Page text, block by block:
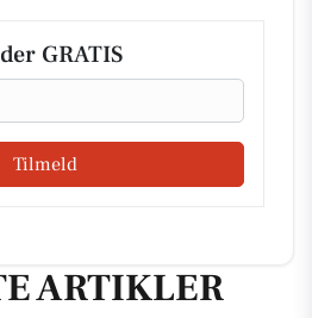
GRATIS
Tilmeld
ARTIKLER